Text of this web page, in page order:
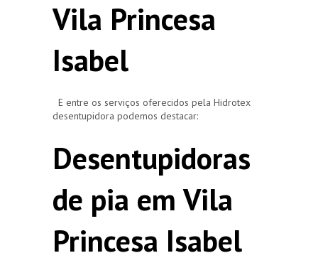
Vila Princesa
Isabel
E entre os serviços oferecidos pela Hidrotex
desentupidora podemos destacar:
Desentupidoras
de pia em Vila
Princesa Isabel